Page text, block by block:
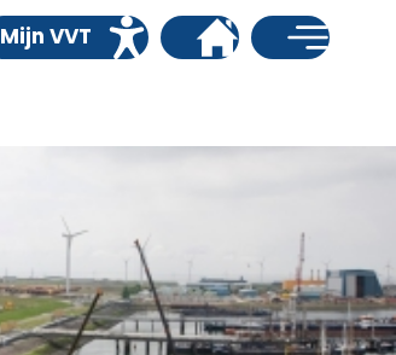
Mijn VVT